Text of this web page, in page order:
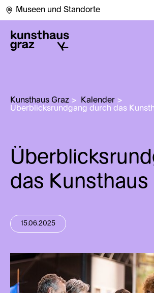
Museen und Standorte
Kunsthaus Graz > Kalender >
Überblicksrundgang durch das
das Kunsthaus
15.06.2025